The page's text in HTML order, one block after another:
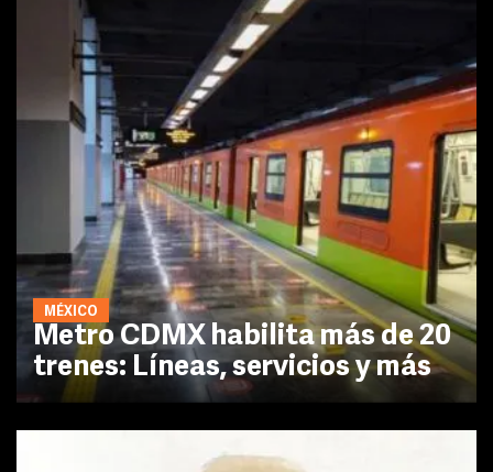
MÉXICO
Metro CDMX habilita más de 20
trenes: Líneas, servicios y más